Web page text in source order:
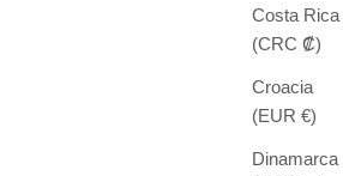
Costa Rica
(CRC ₡)
Croacia
(EUR €)
Dinamarca